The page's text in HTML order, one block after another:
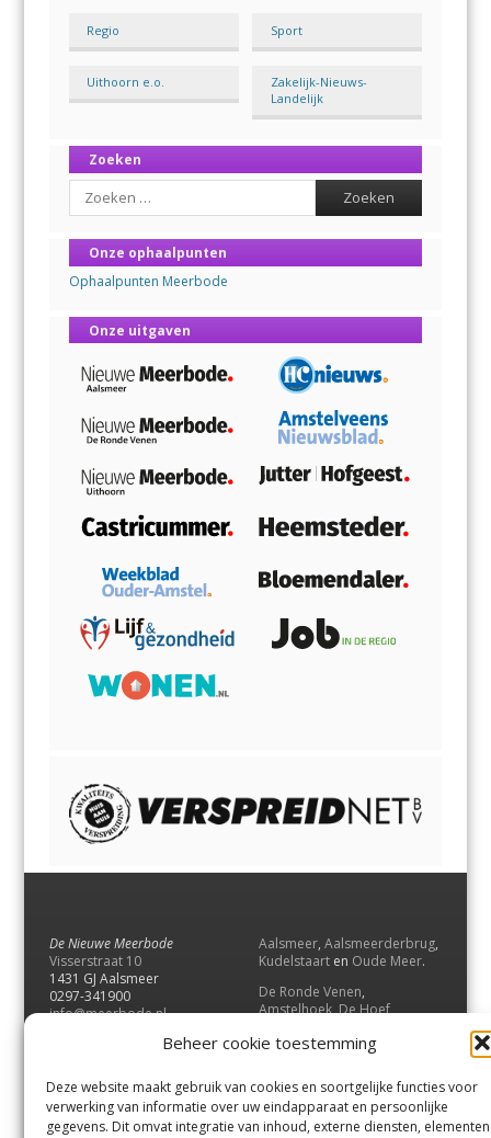
Beheer cookie toestemming
Deze website maakt gebruik van cookies en soortgelijke functies voor
verwerking van informatie over uw eindapparaat en persoonlijke
gegevens. Dit omvat integratie van inhoud, externe diensten, elementen
Regio Sport
Uithoorn e.o.
Zakelijk-Nieuws-
Landelijk
Zoeken
Search
Onze ophaalpunten
Ophaalpunten Meerbode
Onze uitgaven
De Nieuwe Meerbode
Visserstraat 10
1431 GJ Aalsmeer
0297-341900
info@meerbode.nl
Aalsmeer, Aalsmeerderbrug,
Kudelstaart en Oude Meer.
De Ronde Venen,
Amstelhoek,De Hoef,
Vrouwenakker,Waverveen
UithoornenDe Kwakel.